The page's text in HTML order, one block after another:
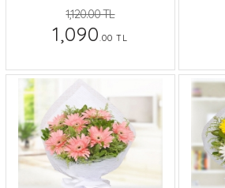
1,120.00 TL
1,090.00 TL